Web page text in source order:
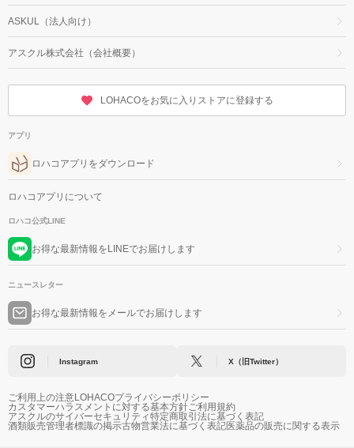
ASKUL（法人向け）
アスクル株式会社（会社概要）
LOHACOをお気に入りストアに登録する
アプリ
ロハコアプリをダウンロード
ロハコアプリについて
ロハコ公式LINE
お得な最新情報をLINEでお届けします
ニュースレター
お得な最新情報をメールでお届けします
Instagram X（旧Twitter）
ご利用上の注意LOHACOプライバシーポリシー
カスタマーハラスメントに対する基本方針ご利用規約
アスクルのサイバーセキュリティ特定商取引法に基づく表記
酒類販売管理者標識の掲示古物営業法に基づく表記医薬品の販売に関する表示